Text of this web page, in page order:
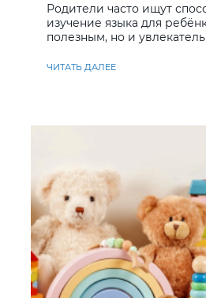
Родители часто ищут
изучение языка для
полезным, но и
ЧИТАТЬ ДАЛЕЕ